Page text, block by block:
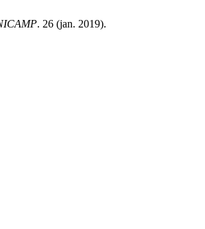
. 26 (jan. 2019).